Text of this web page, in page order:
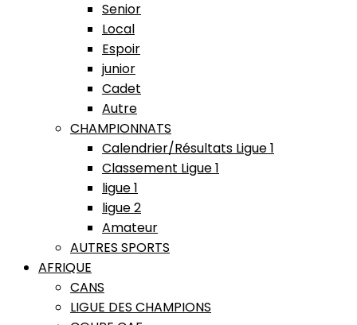
Senior
Local
Espoir
junior
Cadet
Autre
CHAMPIONNATS
Calendrier/Résultats Ligue 1
Classement Ligue 1
ligue 1
ligue 2
Amateur
AUTRES SPORTS
AFRIQUE
CANS
LIGUE DES CHAMPIONS